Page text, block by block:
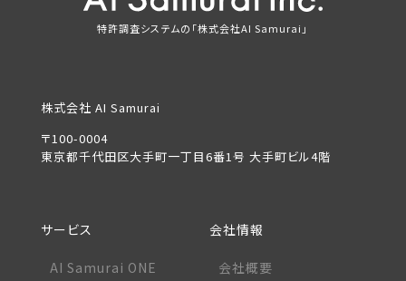
特許調査システムの「株式会社AI Samurai」
株式会社 AI Samurai
〒100-0004
東京都千代田区大手町一丁目6番1号 大手町ビル4階
サービス
AI Samurai ONE
会社情報
会社概要